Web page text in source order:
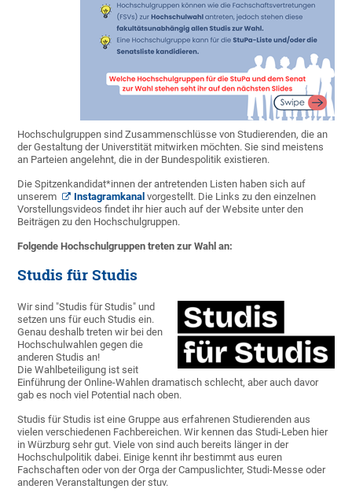
Hochschulgruppen sind Zusammenschlüsse von Studierenden, die an
der Gestaltung der Universtität mitwirken möchten. Sie sind meistens
an Parteien angelehnt, die in der Bundespolitik existieren.
Die Spitzenkandidat*innen der antretenden Listen haben sich auf
unserem
Instagramkanal vorgestellt. Die Links zu den einzelnen
Vorstellungsvideos findet ihr hier auch auf der Website unter den
Beiträgen zu den Hochschulgruppen.
Folgende Hochschulgruppen treten zur Wahl an:
Studis für Studis
Wir sind "Studis für Studis" und
setzen uns für euch Studis ein.
Genau deshalb treten wir bei den
Hochschulwahlen gegen die
anderen Studis an!
Die Wahlbeteiligung ist seit
Einführung der Online-Wahlen dramatisch schlecht, aber auch davor
gab es noch viel Potential nach oben.
Studis für Studis ist eine Gruppe aus erfahrenen Studierenden aus
vielen verschiedenen Fachbereichen. Wir kennen das Studi-Leben hier
in Würzburg sehr gut. Viele von sind auch bereits länger in der
Hochschulpolitik dabei. Einige kennt ihr bestimmt aus euren
Fachschaften oder von der Orga der Campuslichter, Studi-Messe oder
anderen Veranstaltungen der stuv.